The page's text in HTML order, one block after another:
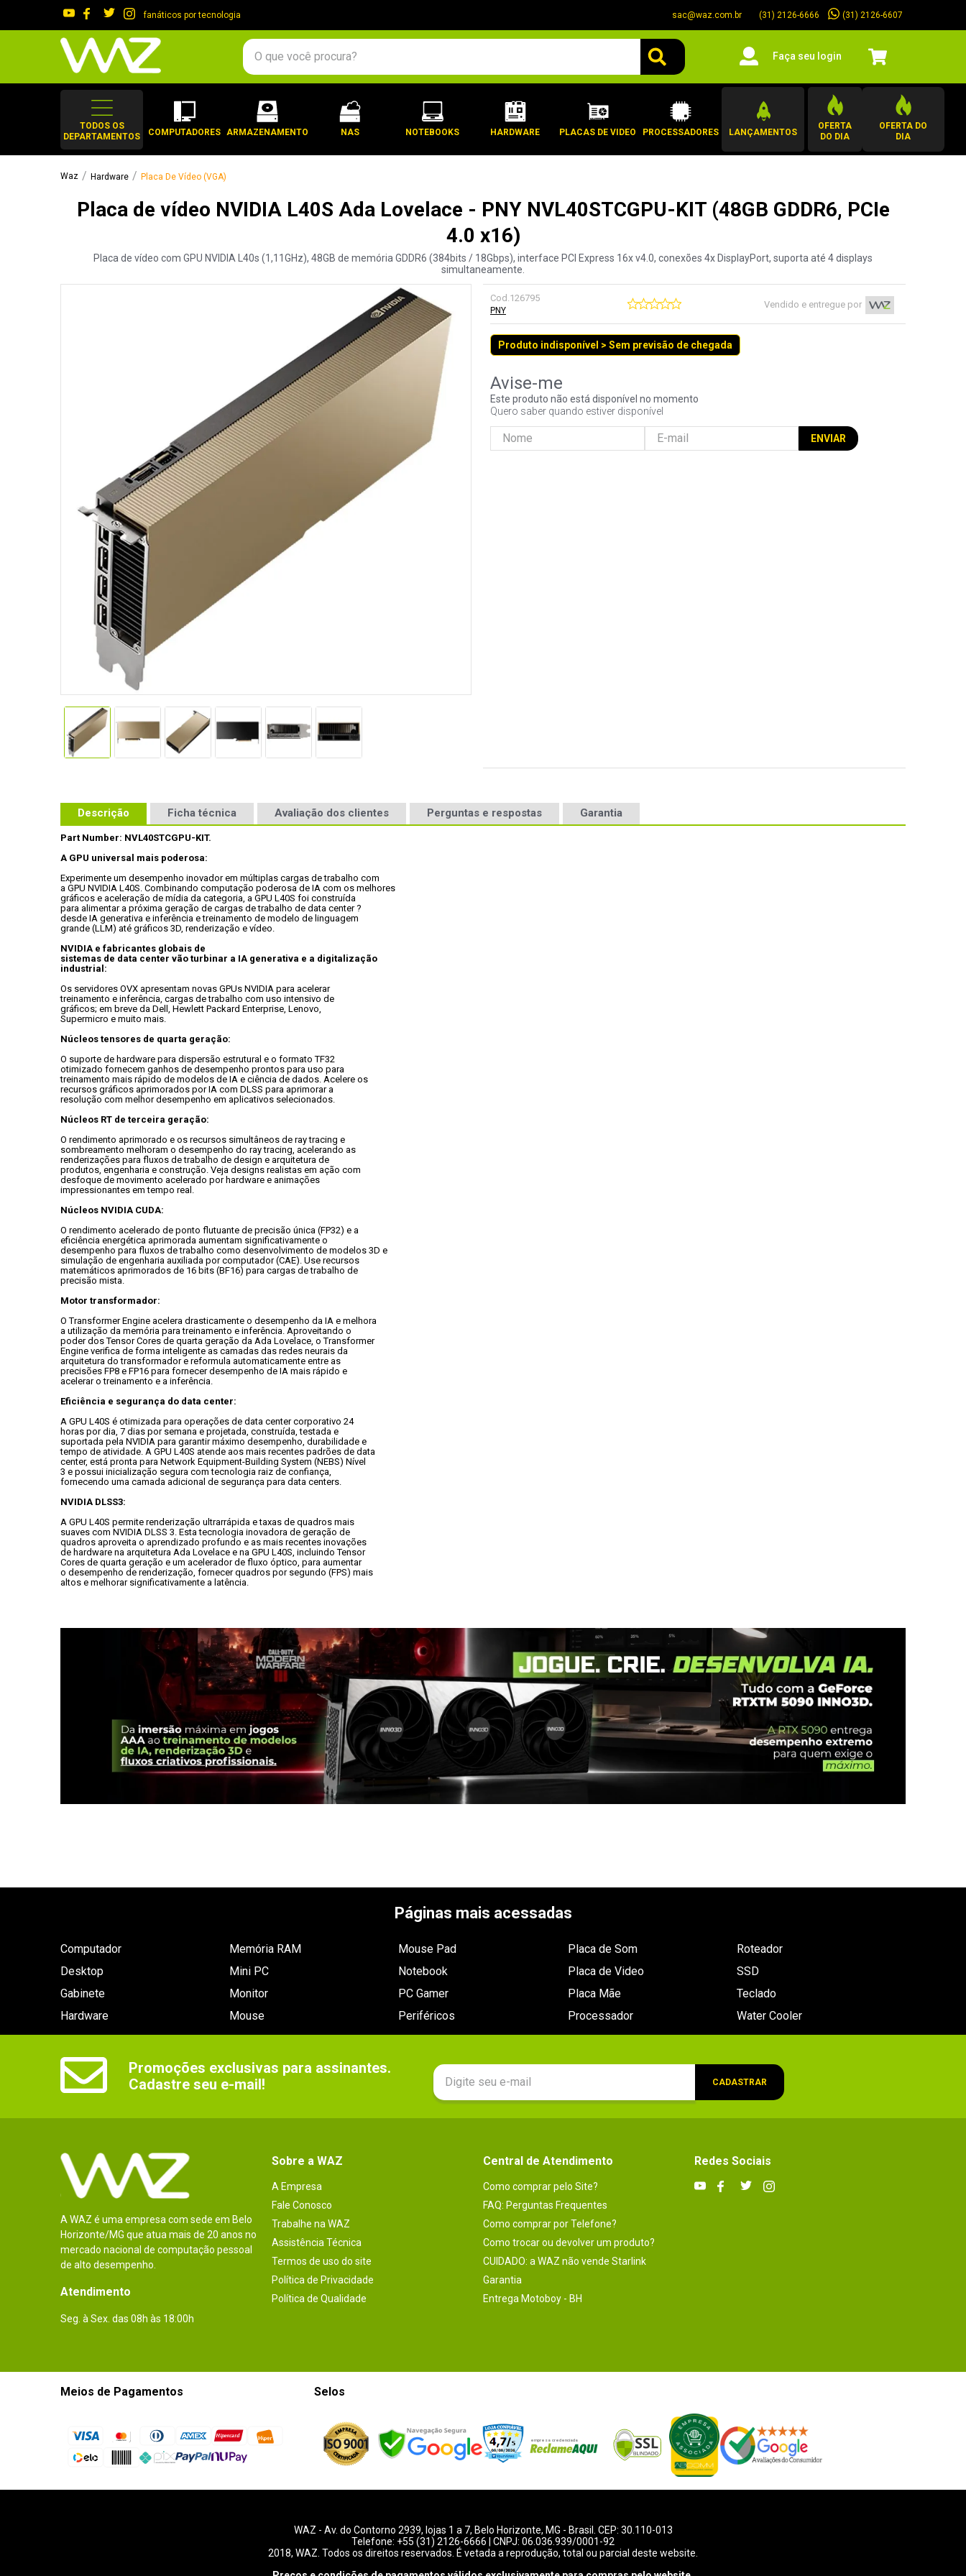
fanáticos por tecnologia sac@waz.com.br (31) 2126-6666 (31) 2126-6607
O que você procura?
Faça seu login
TODOS OS
DEPARTAMENTOS
COMPUTADORES ARMAZENAMENTO NAS NOTEBOOKS HARDWARE PLACAS DE VIDEO PROCESSADORES LANÇAMENTOS
OFERTA
DO DIA
OFERTA DO
DIA
Hardware Placa De Vídeo (VGA)
Placa de vídeo NVIDIA L40S Ada Lovelace - PNY NVL40STCGPU-KIT (48GB GDDR6, PCIe
4.0 x16)
Placa de vídeo com GPU NVIDIA L40s (1,11GHz), 48GB de memória GDDR6 (384bits / 18Gbps), interface PCI Express 16x v4.0, conexões 4x DisplayPort, suporta até 4 displays
simultaneamente.
Cod.126795
PNY
Vendido e entregue por
Produto indisponível > Sem previsão de chegada
Este produto não está disponível no momento
Quero saber quando estiver disponível
ENVIAR
Descrição Ficha técnica Avaliação dos clientes Perguntas e respostas Garantia
Part Number: NVL40STCGPU-KIT.
A GPU universal mais poderosa:
Experimente um desempenho inovador em múltiplas cargas de trabalho com
a GPU NVIDIA L40S. Combinando computação poderosa de IA com os melhores
gráficos e aceleração de mídia da categoria, a GPU L40S foi construída
para alimentar a próxima geração de cargas de trabalho de data center ?
desde IA generativa e inferência e treinamento de modelo de linguagem
grande (LLM) até gráficos 3D, renderização e vídeo.
NVIDIA e fabricantes globais de
sistemas de data center vão turbinar a IA generativa e a digitalização
industrial:
Os servidores OVX apresentam novas GPUs NVIDIA para acelerar
treinamento e inferência, cargas de trabalho com uso intensivo de
gráficos; em breve da Dell, Hewlett Packard Enterprise, Lenovo,
Supermicro e muito mais.
Núcleos tensores de quarta geração:
O suporte de hardware para dispersão estrutural e o formato TF32
otimizado fornecem ganhos de desempenho prontos para uso para
treinamento mais rápido de modelos de IA e ciência de dados. Acelere os
recursos gráficos aprimorados por IA com DLSS para aprimorar a
resolução com melhor desempenho em aplicativos selecionados.
Núcleos RT de terceira geração:
O rendimento aprimorado e os recursos simultâneos de ray tracing e
sombreamento melhoram o desempenho do ray tracing, acelerando as
renderizações para fluxos de trabalho de design e arquitetura de
produtos, engenharia e construção. Veja designs realistas em ação com
desfoque de movimento acelerado por hardware e animações
impressionantes em tempo real.
Núcleos NVIDIA CUDA:
O rendimento acelerado de ponto flutuante de precisão única (FP32) e a
eficiência energética aprimorada aumentam significativamente o
desempenho para fluxos de trabalho como desenvolvimento de modelos 3D e
simulação de engenharia auxiliada por computador (CAE). Use recursos
matemáticos aprimorados de 16 bits (BF16) para cargas de trabalho de
precisão mista.
Motor transformador:
O Transformer Engine acelera drasticamente o desempenho da IA e melhora
a utilização da memória para treinamento e inferência. Aproveitando o
poder dos Tensor Cores de quarta geração da Ada Lovelace, o Transformer
Engine verifica de forma inteligente as camadas das redes neurais da
arquitetura do transformador e reformula automaticamente entre as
precisões FP8 e FP16 para fornecer desempenho de IA mais rápido e
acelerar o treinamento e a inferência.
Eficiência e segurança do data center:
A GPU L40S é otimizada para operações de data center corporativo 24
horas por dia, 7 dias por semana e projetada, construída, testada e
suportada pela NVIDIA para garantir máximo desempenho, durabilidade e
tempo de atividade. A GPU L40S atende aos mais recentes padrões de data
center, está pronta para Network Equipment-Building System (NEBS) Nível
3 e possui inicialização segura com tecnologia raiz de confiança,
fornecendo uma camada adicional de segurança para data centers.
NVIDIA DLSS3:
A GPU L40S permite renderização ultrarrápida e taxas de quadros mais
suaves com NVIDIA DLSS 3. Esta tecnologia inovadora de geração de
quadros aproveita o aprendizado profundo e as mais recentes inovações
de hardware na arquitetura Ada Lovelace e na GPU L40S, incluindo Tensor
Cores de quarta geração e um acelerador de fluxo óptico, para aumentar
o desempenho de renderização, fornecer quadros por segundo (FPS) mais
altos e melhorar significativamente a latência.
Páginas mais acessadas
Computador
Desktop
Gabinete
Hardware
Memória RAM
Mini PC
Monitor
Mouse
Mouse Pad
Notebook
PC Gamer
Periféricos
Placa de Som
Placa de Video
Placa Mãe
Processador
Roteador
SSD
Teclado
Water Cooler
Promoções exclusivas para assinantes.
Cadastre seu e-mail!
CADASTRAR
A WAZ é uma empresa com sede em Belo
Horizonte/MG que atua mais de 20 anos no
mercado nacional de computação pessoal
de alto desempenho.
Atendimento
Seg. à Sex. das 08h às 18:00h
Sobre a WAZ
A Empresa
Fale Conosco
Trabalhe na WAZ
Assistência Técnica
Termos de uso do site
Política de Privacidade
Política de Qualidade
Central de Atendimento
Como comprar pelo Site?
FAQ: Perguntas Frequentes
Como comprar por Telefone?
Como trocar ou devolver um produto?
CUIDADO: a WAZ não vende Starlink
Garantia
Entrega Motoboy - BH
Redes Sociais
Meios de Pagamentos Selos
WAZ - Av. do Contorno 2939, lojas 1 a 7, Belo Horizonte, MG - Brasil. CEP: 30.110-013
Telefone: +55 (31) 2126-6666 | CNPJ: 06.036.939/0001-92
2018, WAZ. Todos os direitos reservados. É vetada a reprodução, total ou parcial deste website.
gabinete
2º
keychron
5º
openbox
7º
jonsbo